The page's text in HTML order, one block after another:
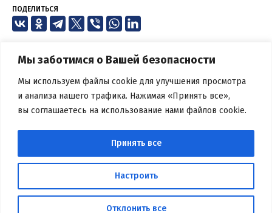
Мы заботимся о Вашей безопасности
Мы используем файлы cookie для улучшения просмотра
и анализа нашего трафика. Нажимая «Принять все»,
вы соглашаетесь на использование нами файлов cookie.
Настроить
Отклонить все
Принять все
ПОДЕЛИТЬСЯ
БЕЛОРУССКАЯ БИБЛИОТЕЧНАЯ
Вся информация, размещенная на данном веб-сайте,
подлежит дальнейшему воспроизведению и/или
распространению в какой-либо форме, иначе как с письменного
разрешения